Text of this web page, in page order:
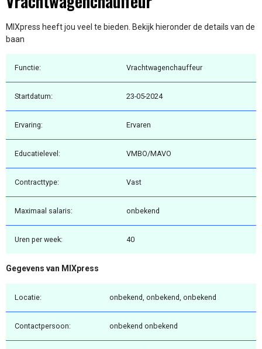
MIXpress heeft jou veel te bieden. Bekijk hieronder de details van de
baan
Functie: Vrachtwagenchauffeur
Startdatum: 23-05-2024
Ervaring: Ervaren
Educatielevel: VMBO/MAVO
Contracttype: Vast
Maximaal salaris: onbekend
Uren per week: 40
Gegevens van MIXpress
Locatie: onbekend, onbekend, onbekend
Contactpersoon: onbekend onbekend